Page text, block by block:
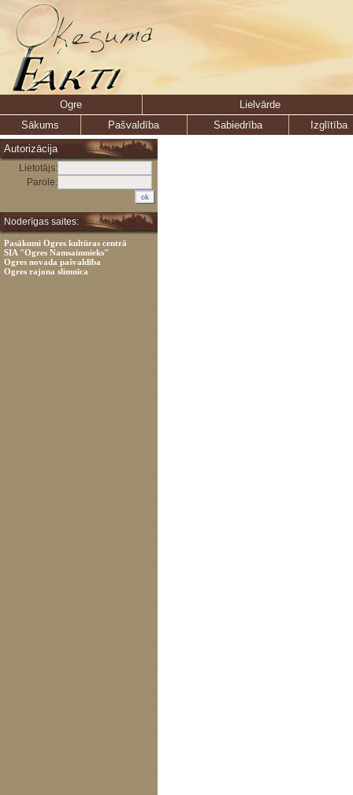
Ogre
Lielvārde
Sākums
Pašvaldība Sabiedrība
Izglītība
Autorizācija
Lietotājs:
Parole:
Noderīgas saites:
Pasākumi Ogres kultūras centrā
SIA "Ogres Namsaimnieks"
Ogres novada pašvaldība
Ogres rajona slimnīca